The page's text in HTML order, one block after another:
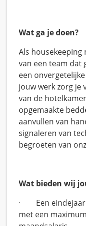
Wat ga je doen?
Als housekeeping
van een team dat
een
jouw werk zorg je
van de
opgemaakte
aanvullen van
signaleren van
begroeten van
Wat bieden wij
· Een
met een